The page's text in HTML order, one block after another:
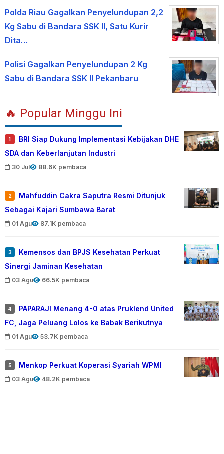
Polda Riau Gagalkan Penyelundupan 2,2
Kg Sabu di Bandara SSK II, Satu Kurir
Dita…
Polisi Gagalkan Penyelundupan 2 Kg
Sabu di Bandara SSK II Pekanbaru
🔥 Popular Minggu Ini
1
BRI Siap Dukung Implementasi Kebijakan DHE
SDA dan Keberlanjutan Industri
30 Jul 88.6K pembaca
2
Mahfuddin Cakra Saputra Resmi Ditunjuk
Sebagai Kajari Sumbawa Barat
01 Agu 87.1K pembaca
3
Kemensos dan BPJS Kesehatan Perkuat
Sinergi Jaminan Kesehatan
03 Agu 66.5K pembaca
4
PAPARAJI Menang 4-0 atas Pruklend United
FC, Jaga Peluang Lolos ke Babak Berikutnya
01 Agu 53.7K pembaca
5 Menkop Perkuat Koperasi Syariah WPMI
03 Agu 48.2K pembaca